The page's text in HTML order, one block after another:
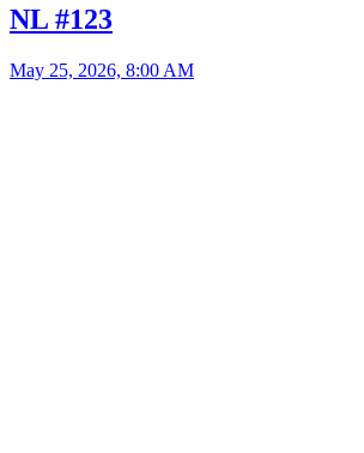
NL #123
May 25, 2026, 8:00 AM